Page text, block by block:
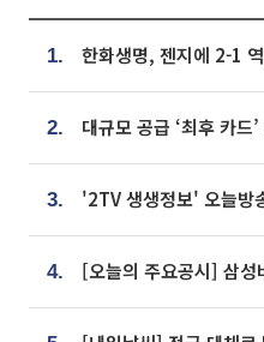
1.
2.
3.
4.